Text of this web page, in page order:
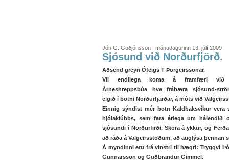
Jón G. Guðjónsson | mánudagurinn 13. júlí 2009
Sjósund við Norðurfjörð.
Aðsend greyn Ófeigs T Þorgeirssonar.
Vil endilega koma á framfæri við
Árneshreppsbúa hve frábæra sjósund-
eigið í botni Norðurfjarðar, á móts við
Einnig sýndist mér botn Kaldbaksvíkur
hjólaklúbbs, sem fara árlega um hálendið
sjósundi í Norðurfirði. Skora á ykkur, og
að ráða á Valgeirsstöðum, að auglýsa þennan
Á myndinni eru frá vinstri til hægri: Tryggvi
Gunnarsson og Guðbrandur Gimmel.